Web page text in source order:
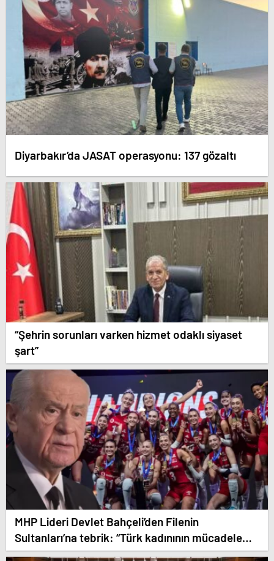
Diyarbakır’da JASAT operasyonu: 137 gözaltı
“Şehrin sorunları varken hizmet odaklı siyaset
şart”
MHP Lideri Devlet Bahçeli’den Filenin
Sultanları’na tebrik: “Türk kadınının mücadele
kudretini tüm cihana ilan ettiler”